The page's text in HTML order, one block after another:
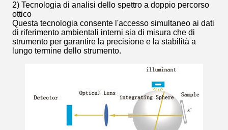
2) Tecnologia di analisi dello spettro a doppio percorso
ottico
Questa tecnologia consente l'accesso simultaneo ai dati
di riferimento ambientali interni sia di misura che di
strumento per garantire la precisione e la stabilità a
lungo termine dello strumento.